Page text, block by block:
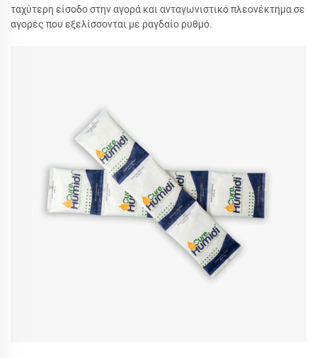
ταχύτερη είσοδο στην αγορά και ανταγωνιστικό πλεονέκτημα σε
αγορές που εξελίσσονται με ραγδαίο ρυθμό.